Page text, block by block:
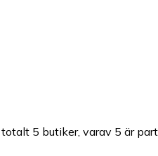
5 butiker, varav 5 är